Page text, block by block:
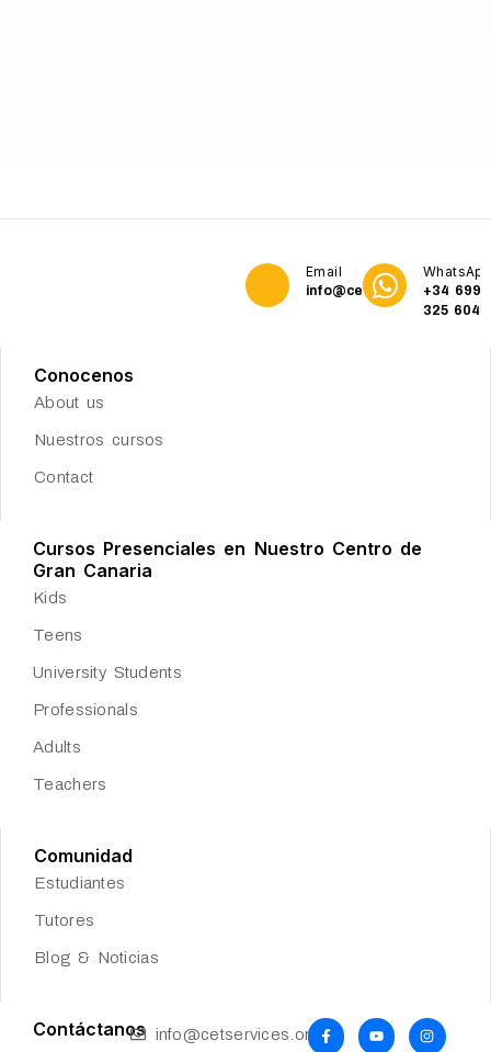
Email
info@cetservices.org+34 699
325 604
Conocenos
About us
Nuestros cursos
Contact
Cursos Presenciales en Nuestro Centro de
Gran Canaria
Kids
Teens
University Students
Professionals
Adults
Teachers
Comunidad
Estudiantes
Tutores
Blog & Noticias
Contáctanos info@cetservices.org